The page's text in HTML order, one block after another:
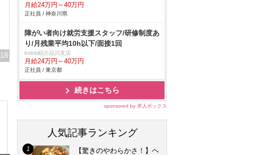
月給24万円～40万円
正社員 / 神奈川県
障がい者向け就労支援スタッフ/研修制度あ
り/月残業平均10h以下/面接1回
kotrio紹介品川支店
月給24万円～40万円
正社員 / 東京都
続きはこちら
sponsored by 求人ボックス
人気記事ランキング
【驚きのやわらかさ！】ヘ